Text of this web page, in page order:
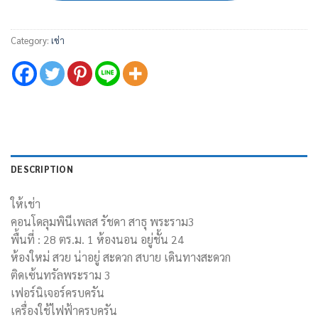
Category: เช่า
DESCRIPTION
ให้เช่า
คอนโดลุมพินีเพลส รัชดา สาธุ พระราม3
พื้นที่ : 28 ตร.ม. 1 ห้องนอน อยู่ชั้น 24
ห้องใหม่ สวย น่าอยู่ สะดวก สบาย เดินทางสะดวก
ติดเซ้นทรัลพระราม 3
เฟอร์นิเจอร์ครบครัน
เครื่องใช้ไฟฟ้าครบครัน